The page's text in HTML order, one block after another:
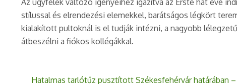
Az ügyfelek változó igényeihez igazítva az Erste hat éve
stílussal és elrendezési elemekkel, barátságos légkört
kialakított pultoknál is el tudják intézni, a nagyobb
átbeszélni a fiókos kollégákkal.
Hatalmas tarlótűz pusztított Székesfehérvár határában